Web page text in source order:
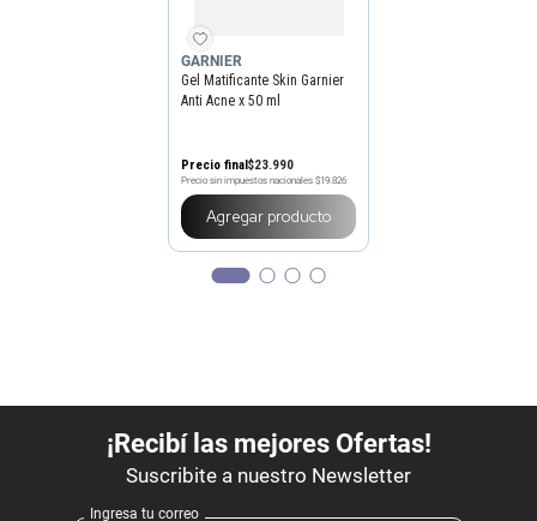
GARNIER
Gel Matificante Skin Garnier
Anti Acne x 50 ml
Precio final$23.990
Precio sin impuestos nacionales $19.826
Agregar producto